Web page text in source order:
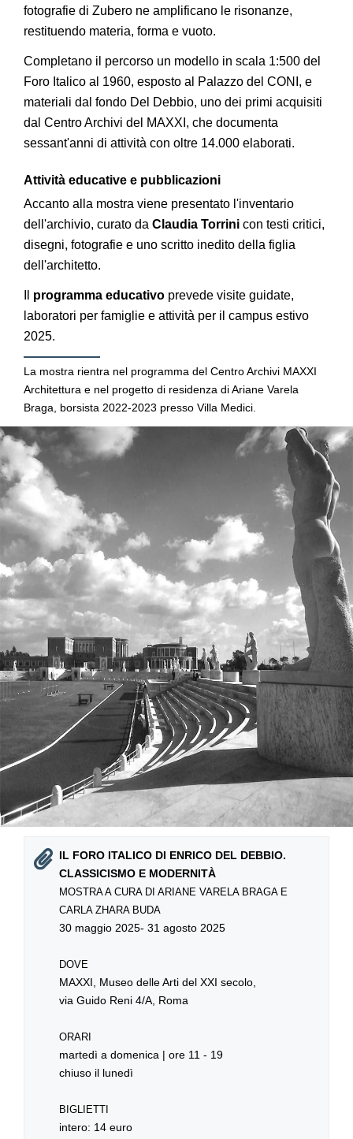
fotografie di Zubero ne amplificano le risonanze,
restituendo materia, forma e vuoto.
Completano il percorso un modello in scala 1:500 del
Foro Italico al 1960, esposto al Palazzo del CONI, e
materiali dal fondo Del Debbio, uno dei primi acquisiti
dal Centro Archivi del MAXXI, che documenta
sessant'anni di attività con oltre 14.000 elaborati.
Attività educative e pubblicazioni
Accanto alla mostra viene presentato l'inventario
dell'archivio, curato da Claudia Torrini con testi critici,
disegni, fotografie e uno scritto inedito della figlia
dell'architetto.
programma educativo prevede visite guidate,
laboratori per famiglie e attività per il campus estivo
2025.
La mostra rientra nel programma del Centro Archivi MAXXI
Architettura e nel progetto di residenza di Ariane Varela
Braga, borsista 2022-2023 presso Villa Medici.
IL FORO ITALICO DI ENRICO DEL DEBBIO.
CLASSICISMO E MODERNITÀ
MOSTRA A CURA DI ARIANE VARELA BRAGA E
CARLA ZHARA BUDA
30 maggio 2025- 31 agosto 2025
DOVE
MAXXI, Museo delle Arti del XXI secolo,
via Guido Reni 4/A, Roma
ORARI
martedì a domenica | ore 11 - 19
chiuso il lunedì
BIGLIETTI
intero: 14 euro